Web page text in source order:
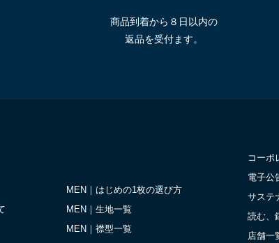
商品到着から８日以内の
返品を受付ます。
MEN｜はじめの1枚の選び方
MEN｜生地一覧
MEN｜襟型一覧
コーポ
電子公
サステ
読む、
店舗一